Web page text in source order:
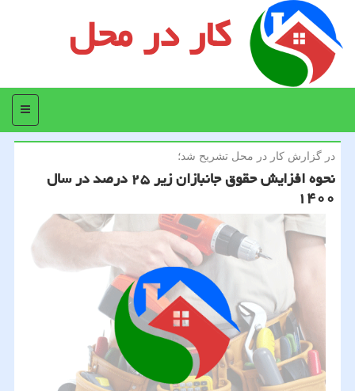
کار در محل
منو
در گزارش كار در محل تشریح شد؛
نحوه افزایش حقوق جانبازان زیر ۲۵ درصد در سال
۱۴۰۰